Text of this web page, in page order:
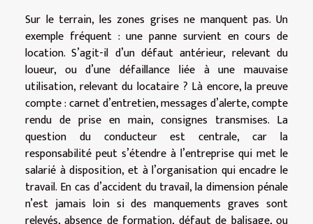
Sur le terrain, les zones grises ne manquent pas. Un
exemple fréquent : une panne survient en cours de
location. S’agit-il d’un défaut antérieur, relevant du
loueur, ou d’une défaillance liée à une mauvaise
utilisation, relevant du locataire ? Là encore, la preuve
compte : carnet d’entretien, messages d’alerte, compte
rendu de prise en main, consignes transmises. La
question du conducteur est centrale, car la
responsabilité peut s’étendre à l’entreprise qui met le
salarié à disposition, et à l’organisation qui encadre le
travail. En cas d’accident du travail, la dimension pénale
n’est jamais loin si des manquements graves sont